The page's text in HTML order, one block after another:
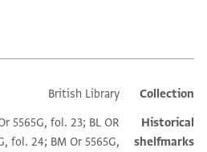
Additional metadata
Collection
British Library
Historical
shelfmarks
5565G, fol. 23; BL OR
fol. 24; BM Or 5565G,